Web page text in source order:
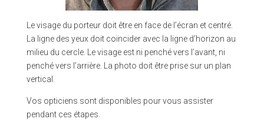
Le visage du porteur doit être en face de l’écran et centré.
La ligne des yeux doit coïncider avec la ligne d’horizon au
milieu du cercle. Le visage est ni penché vers l’avant, ni
penché vers l’arrière. La photo doit être prise sur un plan
vertical.
Vos opticiens sont disponibles pour vous assister
pendant ces étapes.